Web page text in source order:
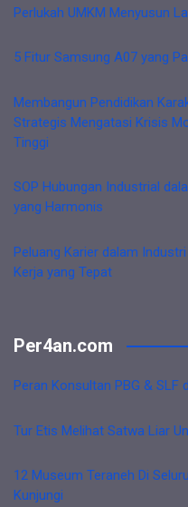
Perlukah UMKM Menyusun
5 Fitur Samsung A07 yang
Membangun Pendidikan
Strategis Mengatasi Krisis
Tinggi
SOP Hubungan Industrial
yang Harmonis
Peluang Karier dalam
Kerja yang Tepat
Per4an.com
Peran Konsultan PBG & SLF
Tur Etis Melihat Satwa Liar
12 Museum Teraneh Di
Kunjungi